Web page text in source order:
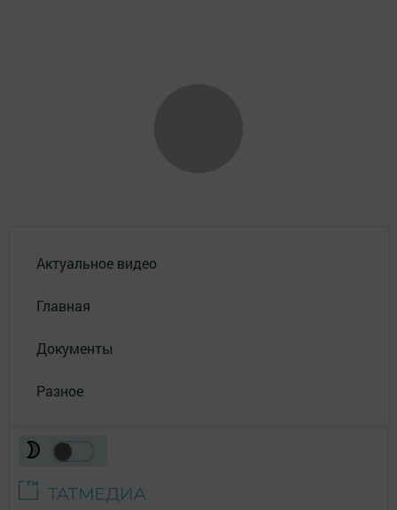
Актуальное видео
Главная
Документы
Разное